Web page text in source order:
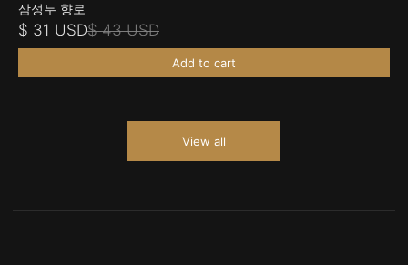
삼성두 향로
$ 31 USD$ 43 USD
Add to cart
View all